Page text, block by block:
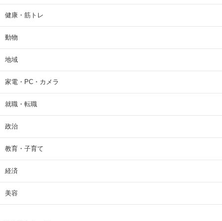
健康・筋トレ
動物
地域
家電・PC・カメラ
就職・転職
政治
教育・子育て
経済
美容